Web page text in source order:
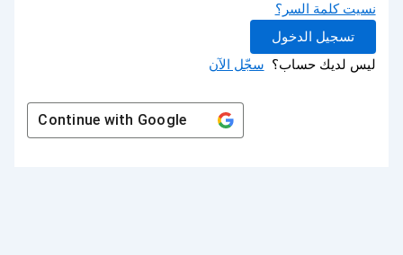
نسيت كلمة السر؟
تسجيل الدخول
ليس لديك حساب؟ سجّل الآن
Continue withGoogle